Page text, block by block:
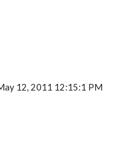
12, 2011 12:15:1 PM